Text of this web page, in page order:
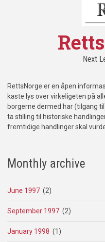
Next
RettsNorge er en åpen
kaste lys over virkeligeten på
borgerne dermed har (tilgang
ta stilling til historiske
fremtidige handlinger skal
Monthly archive
June 1997 (2)
September 1997 (2)
January 1998 (1)